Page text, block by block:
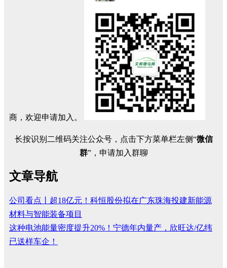
商，欢迎申请加入。
长按识别二维码关注公众号，点击下方菜单栏左侧“微信
群”，申请加入群聊
文章导航
公司看点丨超18亿元！科恒股份拟在广东珠海投建新能源
材料与智能装备项目
这种电池能量密度提升20%！宁德年内量产，欣旺达/亿纬
已送样车企！